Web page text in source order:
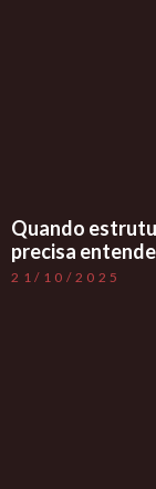
Quando
precisa
21/10/2025